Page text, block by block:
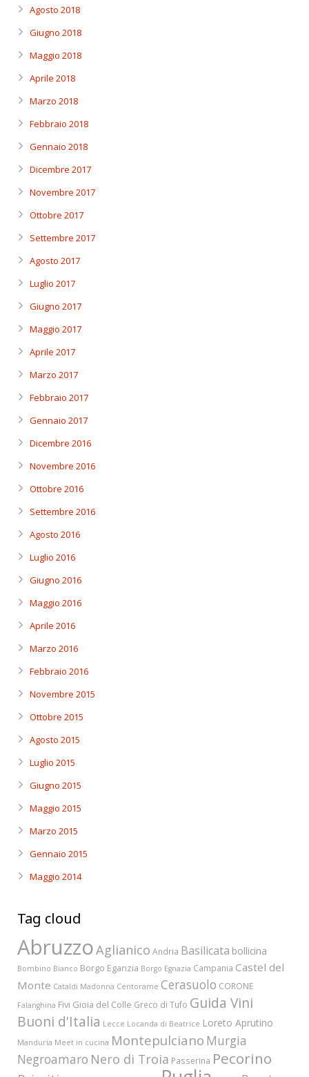
Agosto 2018
Giugno 2018
Maggio 2018
Aprile 2018
Marzo 2018
Febbraio 2018
Gennaio 2018
Dicembre 2017
Novembre 2017
Ottobre 2017
Settembre 2017
Agosto 2017
Luglio 2017
Giugno 2017
Maggio 2017
Aprile 2017
Marzo 2017
Febbraio 2017
Gennaio 2017
Dicembre 2016
Novembre 2016
Ottobre 2016
Settembre 2016
Agosto 2016
Luglio 2016
Giugno 2016
Maggio 2016
Aprile 2016
Marzo 2016
Febbraio 2016
Novembre 2015
Ottobre 2015
Agosto 2015
Luglio 2015
Giugno 2015
Maggio 2015
Marzo 2015
Gennaio 2015
Maggio 2014
Tag cloud
AbruzzoAglianico Andria Basilicata bollicina
Bombino Bianco Borgo Eganzia Borgo Egnazia Campania Castel del
Monte Cataldi Madonna Centorame Cerasuolo CORONE
Falanghina Fivi Gioia del Colle Greco di Tufo Guida Vini
Buoni d'Italia Lecce Locanda di Beatrice Loreto Aprutino
Manduria Meet in cucina Montepulciano Murgia
Negroamaro Nero di Troia Passerina Pecorino